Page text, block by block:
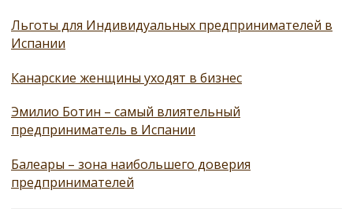
Льготы для Индивидуальных предпринимателей в
Испании
Канарские женщины уходят в бизнес
Эмилио Ботин – самый влиятельный
предприниматель в Испании
Балеары – зона наибольшего доверия
предпринимателей